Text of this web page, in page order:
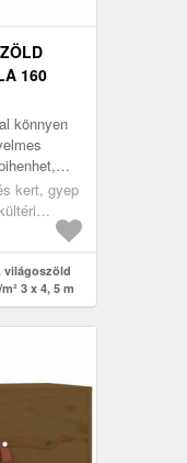
160
könnyen
sugarainak
a ker...
kert, gyep
világoszöld
3 x 4, 5 m